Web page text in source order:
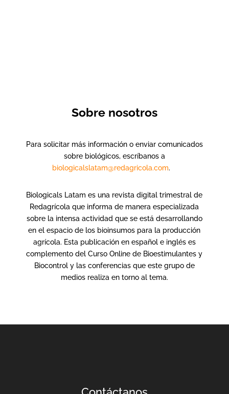
Sobre nosotros
Para solicitar más información o enviar comunicados
sobre biológicos, escríbanos a
biologicalslatam@redagricola.com.
Biologicals Latam es una revista digital trimestral de
Redagrícola que informa de manera especializada
sobre la intensa actividad que se está desarrollando
en el espacio de los bioinsumos para la producción
agrícola. Esta publicación en español e inglés es
complemento del Curso Online de Bioestimulantes y
Biocontrol y las conferencias que este grupo de
medios realiza en torno al tema.